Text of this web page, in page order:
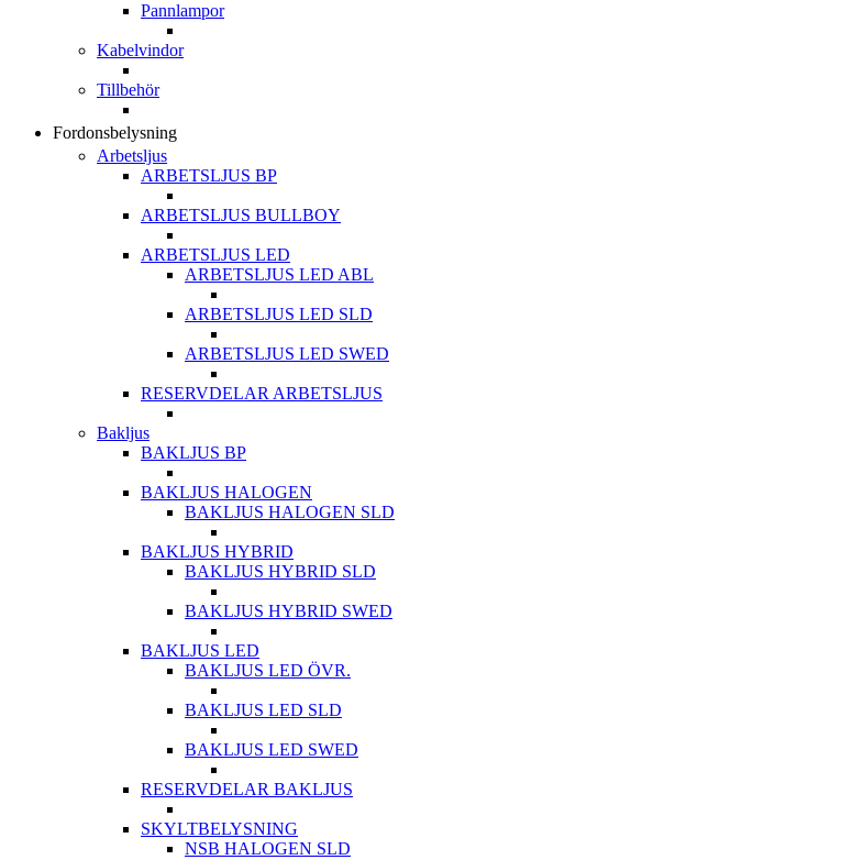
Pannlampor
Kabelvindor
Tillbehör
Fordonsbelysning
Arbetsljus
ARBETSLJUS BP
ARBETSLJUS BULLBOY
ARBETSLJUS LED
ARBETSLJUS LED ABL
ARBETSLJUS LED SLD
ARBETSLJUS LED SWED
RESERVDELAR ARBETSLJUS
Bakljus
BAKLJUS BP
BAKLJUS HALOGEN
BAKLJUS HALOGEN SLD
BAKLJUS HYBRID
BAKLJUS HYBRID SLD
BAKLJUS HYBRID SWED
BAKLJUS LED
BAKLJUS LED ÖVR.
BAKLJUS LED SLD
BAKLJUS LED SWED
RESERVDELAR BAKLJUS
SKYLTBELYSNING
NSB HALOGEN SLD